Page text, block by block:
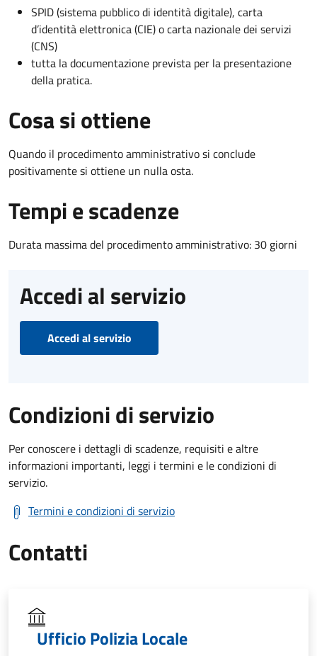
SPID (sistema pubblico di identità digitale), carta
d’identità elettronica (CIE) o carta nazionale dei servizi
(CNS)
tutta la documentazione prevista per la presentazione
della pratica.
Cosa si ottiene
Quando il procedimento amministrativo si conclude
positivamente si ottiene un nulla osta.
Tempi e scadenze
Durata massima del procedimento amministrativo: 30 giorni
Accedi al servizio
Accedi al servizio
Condizioni di servizio
Per conoscere i dettagli di scadenze, requisiti e altre
informazioni importanti, leggi i termini e le condizioni di
servizio.
Termini e condizioni di servizio
Contatti
Ufficio Polizia Locale